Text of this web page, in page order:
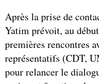
Après la prise de
Yatim prévoit, au
premières rencontres
représentatifs (CDT,
pour relancer le